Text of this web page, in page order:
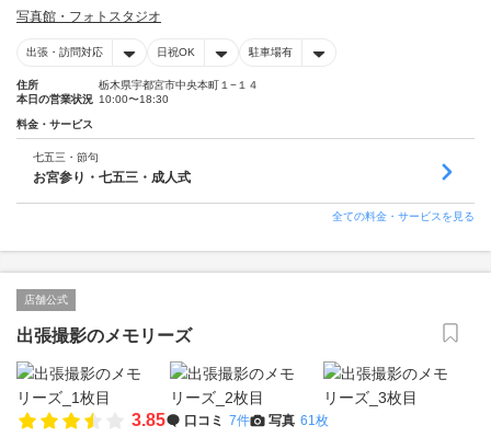
写真館・フォトスタジオ
出張・訪問対応 日祝OK 駐車場有
住所
栃木県宇都宮市中央本町１−１４
本日の営業状況 10:00〜18:30
料金・サービス
七五三・節句
お宮参り・七五三・成人式
全ての料金・サービスを見る
店舗公式
出張撮影のメモリーズ
3.85 口コミ 7件 写真 61枚